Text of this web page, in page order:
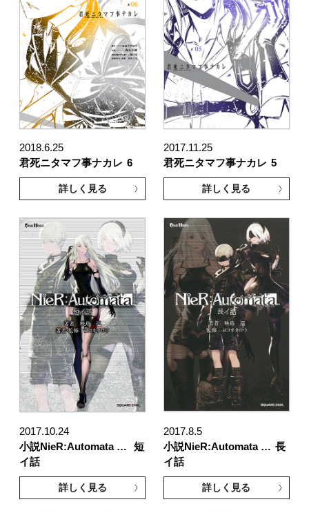
2018.6.25
君死ニタマフ事ナカレ 6
詳しく見る
2017.11.25
君死ニタマフ事ナカレ 5
詳しく見る
2017.10.24
小説NieR:Automata …
短
イ話
詳しく見る
2017.8.5
小説NieR:Automata … 長
イ話
詳しく見る